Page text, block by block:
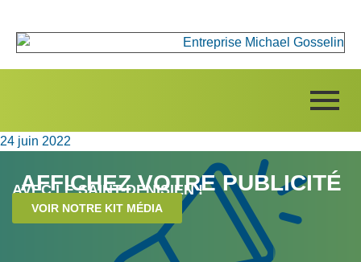
24 juin 2022
AFFICHEZ VOTRE PUBLICITÉ
AVEC LE SAINT-DENISIEN !
VOIR NOTRE KIT MÉDIA